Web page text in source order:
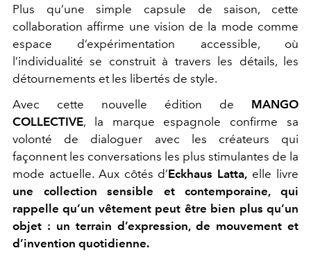
Plus qu’une simple capsule de saison, cette
collaboration affirme une vision de la mode comme
espace d’expérimentation accessible, où
l’individualité se construit à travers les détails, les
détournements et les libertés de style.
Avec cette nouvelle édition de MANGO
COLLECTIVE, la marque espagnole confirme sa
volonté de dialoguer avec les créateurs qui
façonnent les conversations les plus stimulantes de la
mode actuelle. Aux côtés d’Eckhaus Latta, elle livre
une collection sensible et contemporaine, qui
rappelle qu’un vêtement peut être bien plus qu’un
objet : un terrain d’expression, de mouvement et
d’invention quotidienne.